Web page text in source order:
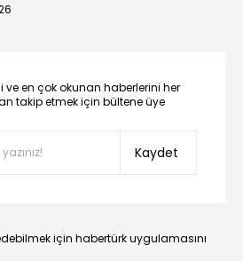
ve en çok okunan haberlerini her
takip etmek için bültene üye
Kaydet
için habertürk uygulamasını